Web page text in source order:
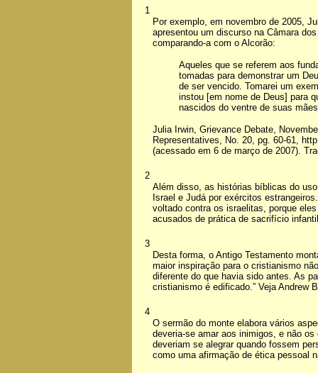
1
Por exemplo, em novembro de 2005,
apresentou um discurso na Câmara
comparando-a com o Alcorão:
Aqueles que se referem aos
tomadas para demonstrar um
de ser vencido. Tomarei um
instou [em nome de Deus] para
nascidos do ventre de suas
Julia Irwin, Grievance Debate,
Representatives, No. 20, pg. 60-61,
(acessado em 6 de março de 2007).
2
Além disso, as histórias bíblicas do
Israel e Judá por exércitos
voltado contra os israelitas, porque
acusados de prática de sacrifício
3
Desta forma, o Antigo Testamento
maior inspiração para o cristianismo
diferente do que havia sido antes. As
cristianismo é edificado.” Veja Andrew
4
O sermão do monte elabora vários
deveria-se amar aos inimigos, e não os
deveriam se alegrar quando fossem
como uma afirmação de ética pessoal